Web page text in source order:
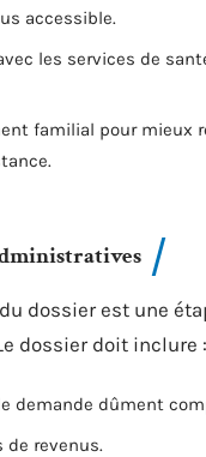
accessible.
les services de
familial pour mieux
dossier est une
dossier doit inclure :
demande dûment
revenus.